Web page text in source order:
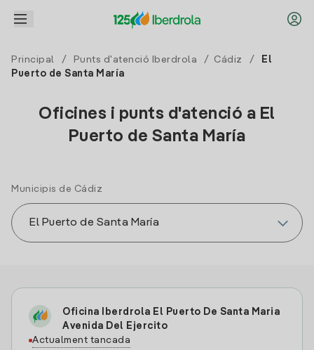
Principal / Punts d'atenció Iberdrola / Cádiz /
El
Puerto de Santa María
Oficines i punts d'atenció a El
Puerto de Santa María
Municipis de Cádiz
Oficina Iberdrola El Puerto De Santa Maria
Avenida Del Ejercito
Actualment tancada